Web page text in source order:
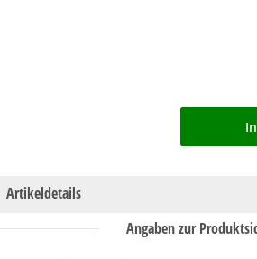
Artikeldetails
Angaben zur